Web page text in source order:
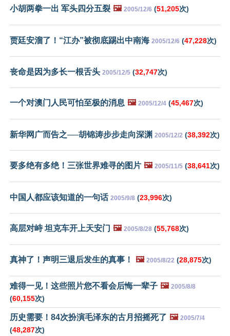
小胡两拳一出 军头四分五裂 🖼️ 2005/12/6 (51,205次)
贾廷安溜了！“江办”被彻底踢出中南海 2005/12/6 (47,228次)
丧命是因为多长一根舌头 2005/12/5 (32,747次)
一个对澳门人民可怕至极的消息 🖼️ 2005/12/4 (45,467次)
新华网广而告之──胡锦涛步步走向深渊 2005/12/2 (38,392次)
要多绝有多绝！三张世界难寻的图片 🖼️ 2005/11/5 (38,641次)
中国人都应该知道的一句话 2005/9/8 (23,996次)
高层对峙 坦克车开上天安门 🖼️ 2005/8/28 (55,768次)
真神了！声明三退后发生的真事！ 🖼️ 2005/8/22 (28,875次)
难得一见！这些照片您不看会后悔一辈子 🖼️ 2005/8/8
(60,155次)
历史需要！84次扮演毛泽东的古月招摇死了 🖼️ 2005/7/4
(48,287次)